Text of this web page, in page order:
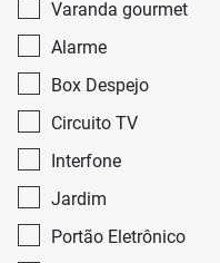
Varanda gourmet
Alarme
Box Despejo
Circuito TV
Interfone
Jardim
Portão Eletrônico